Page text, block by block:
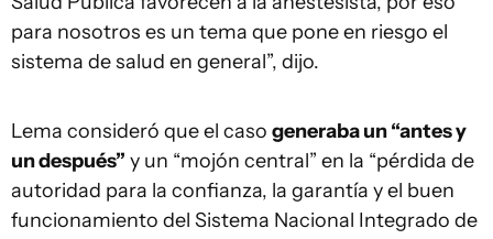
para nosotros es un tema que pone en riesgo el
sistema de salud en general”, dijo.
Lema consideró que el caso generaba un “antes y
un después” y un “mojón central” en la “pérdida de
autoridad para la confianza, la garantía y el buen
funcionamiento del Sistema Nacional Integrado de